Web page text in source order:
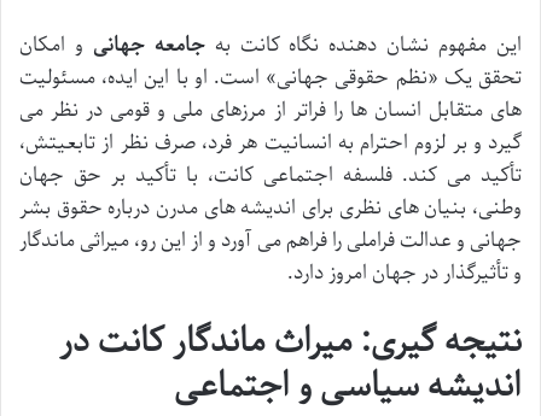
این مفهوم نشان دهنده نگاه کانت بهجامعه جهانی و امکان
تحقق یک «نظم حقوقی جهانی» است. او با این ایده، مسئولیت
های متقابل انسان ها را فراتر از مرزهای ملی و قومی در نظر می
گیرد و بر لزوم احترام به انسانیت هر فرد، صرف نظر از تابعیتش،
تأکید می کند. فلسفه اجتماعی کانت، با تأکید بر حق جهان
وطنی، بنیان های نظری برای اندیشه های مدرن درباره حقوق بشر
جهانی و عدالت فراملی را فراهم می آورد و از این رو، میراثی ماندگار
و تأثیرگذار در جهان امروز دارد.
نتیجه گیری: میراث ماندگار کانت در
اندیشه سیاسی و اجتماعی